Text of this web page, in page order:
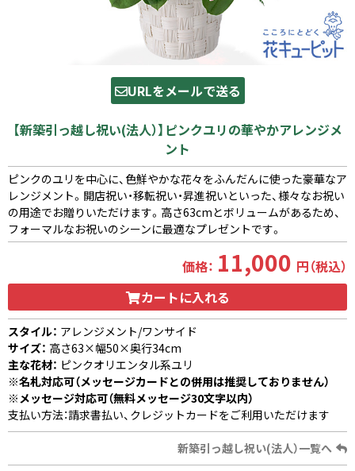
URLをメールで送る
【新築引っ越し祝い(法人）】ピンクユリの華やかアレンジメ
ント
ピンクのユリを中心に、色鮮やかな花々をふんだんに使った豪華なア
レンジメント。開店祝い・移転祝い・昇進祝いといった、様々なお祝い
の用途でお贈りいただけます。高さ63cmとボリュームがあるため、
フォーマルなお祝いのシーンに最適なプレゼントです。
価格： 11,000 円（税込）
カートに入れる
スタイル： アレンジメント/ワンサイド
サイズ： 高さ63×幅50×奥行34cm
主な花材： ピンクオリエンタル系ユリ
※名札対応可（メッセージカードとの併用は推奨しておりません）
※メッセージ対応可（無料メッセージ30文字以内）
支払い方法：請求書払い、クレジットカードをご利用いただけます
新築引っ越し祝い(法人）一覧へ